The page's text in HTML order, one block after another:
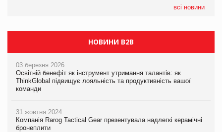
всі новини
НОВИНИ B2B
03 березня 2026
Освітній бенефіт як інструмент утримання талантів: як
ThinkGlobal підвищує лояльність та продуктивність вашої
команди
31 жовтня 2024
Компанія Rarog Tactical Gear презентувала надлегкі керамічні
бронеплити